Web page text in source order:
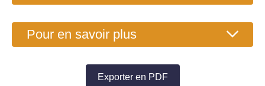
Pour en savoir plus
Exporter en PDF